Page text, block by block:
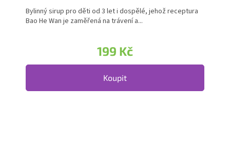
199 Kč
Koupit
Bylinný sirup pro děti od 3 let i dospělé, jehož receptura
Bao He Wan je zaměřená na trávení a...